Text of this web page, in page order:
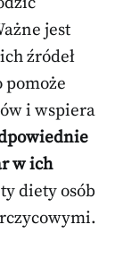
jest
źródeł
pomoże
i wspiera
w ich
diety osób